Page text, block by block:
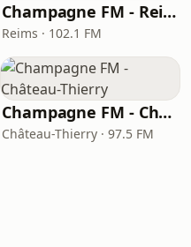
Champagne FM - Reims
Reims · 102.1 FM
Champagne FM - Château-Thierry
Château-Thierry · 97.5 FM